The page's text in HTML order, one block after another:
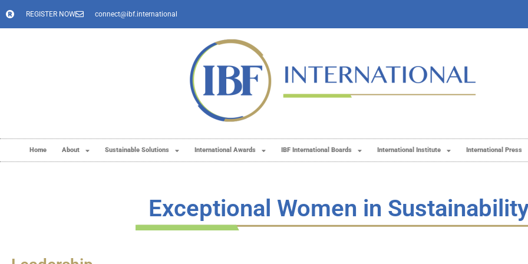
REGISTER NOW connect@ibf.international
Home About Sustainable Solutions International Awards IBF International Boards International Institute International Press
Exceptional Women in